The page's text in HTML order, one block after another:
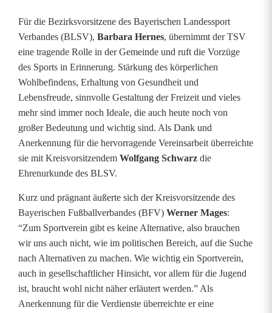
s
J
u
b
l
ä
u
m
Für die Bezirksvorsitzene des Bayerischen Landessport
Verbandes (BLSV), Barbara Hernes, übernimmt der TSV
eine tragende Rolle in der Gemeinde und ruft die Vorzüge
des Sports in Erinnerung. Stärkung des körperlichen
Wohlbefindens, Erhaltung von Gesundheit und
Lebensfreude, sinnvolle Gestaltung der Freizeit und vieles
mehr sind immer noch Ideale, die auch heute noch von
großer Bedeutung und wichtig sind. Als Dank und
Anerkennung für die hervorragende Vereinsarbeit überreichte
sie mit Kreisvorsitzendem Wolfgang Schwarz die
Ehrenurkunde des BLSV.
Kurz und prägnant äußerte sich der Kreisvorsitzende des
Bayerischen Fußballverbandes (BFV) Werner Mages:
“Zum Sportverein gibt es keine Alternative, also brauchen
wir uns auch nicht, wie im politischen Bereich, auf die Suche
nach Alternativen zu machen. Wie wichtig ein Sportverein,
auch in gesellschaftlicher Hinsicht, vor allem für die Jugend
ist, braucht wohl nicht näher erläutert werden.” Als
Anerkennung für die Verdienste überreichte er eine